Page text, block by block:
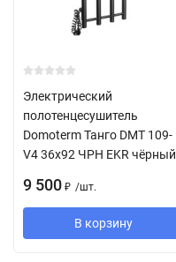
Электрический
полотенцесушитель
Domoterm Танго DMT 109-
V4 36x92 ЧРН EKR чёрный
9 500 ₽ /шт.
В корзину